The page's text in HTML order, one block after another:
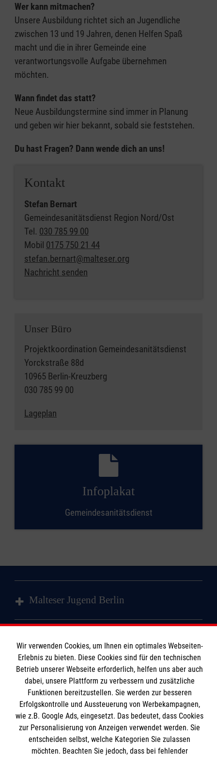
Wer kann mitmachen?
Unsere Ausbildung richtet sich an Jugendliche
zwischen 13 und 19 Jahren, denen Helfen Spaß
macht und die in ihrer Gemeinde eine
verantwortungsvolle Aufgabe übernehmen
möchten.
Wann findet das statt?
Neue Ausbildungstermine sind immer in Planung
und geben wir hier bekannt, sobald sie feststehen.
Du hast Fragen? Dann wende dich an uns!
Kontakt
Stefan Bernart
Gemeindesanitätsdienst Region Nord/Ost
Tel. 030 785 99 00
Mobil 0175 750 21 44
stefan.bernart@malteser.org
Nachricht senden
Unser Büro
Projektkoordination Gemeindesanitätsdienst
Yorckstraße 88d
10965 Berlin-Kreuzberg
030 785 99 00
Lageplan
Infoplakat
Gemeindesanitätsdienst
Malteser Jugend Berlin
Gemeindesanitätsdienst
Schulklimapaten
Informationen
Kontakt
Impressum
Datenschutz
Malteser online
Malteserorden
Wir verwenden Cookies, um Ihnen ein optimales Webseiten-
Erlebnis zu bieten. Diese Cookies sind für den technischen
Betrieb unserer Webseite erforderlich, helfen uns aber auch
dabei, unsere Plattform zu verbessern und zusätzliche
Funktionen bereitzustellen. Sie werden zur besseren
Erfolgskontrolle und Aussteuerung von Werbekampagnen,
wie z.B. Google Ads, eingesetzt. Das bedeutet, dass Cookies
zur Personalisierung von Anzeigen verwendet werden. Sie
entscheiden selbst, welche Kategorien Sie zulassen
möchten. Beachten Sie jedoch, dass bei fehlender